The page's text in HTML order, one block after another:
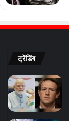
ट्रेंडिंग